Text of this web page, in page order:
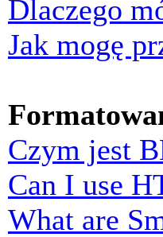
Dlaczego
Jak mogę
Czym jest
Can I use
What are